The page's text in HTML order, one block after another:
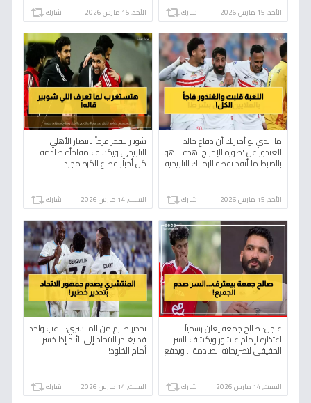
الأحد, 15 مارس 2026 شارك الأحد, 15 مارس 2026 شارك
ما الذي لو أخبرتك أن دفاع خالد
الغندور عن 'صورة الإحراج' هذه... هو
بالضبط ما أنقذ نقطة الزمالك التاريخية
الأحد, 15 مارس 2026 شارك
شوبير ينفجر فرحاً بانتصار الأهلي
التاريخي ويكشف مفاجأة صادمة:
كل أخبار قطاع الكرة مجرد
السبت, 14 مارس 2026 شارك
عاجل: صالح جمعة يعلن رسمياً
اعتذاره لإمام عاشور ويكشف السر
الحقيقي لتصريحاته الصادمة… ويدفع
السبت, 14 مارس 2026 شارك
تحذير صارم من المنتشري: لاعب واحد
قد يغادر الاتحاد إلى الأبد إذا خسر
أمام الخلود!
السبت, 14 مارس 2026 شارك